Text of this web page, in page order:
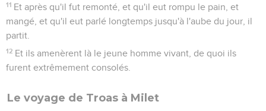
11 Et après qu'il fut remonté, et qu'il eut rompu le pain, et
mangé, et qu'il eut parlé longtemps jusqu'à l'aube du jour, il
partit.
12 Et ils amenèrent là le jeune homme vivant, de quoi ils
furent extrêmement consolés.
Le voyage de Troas à Milet